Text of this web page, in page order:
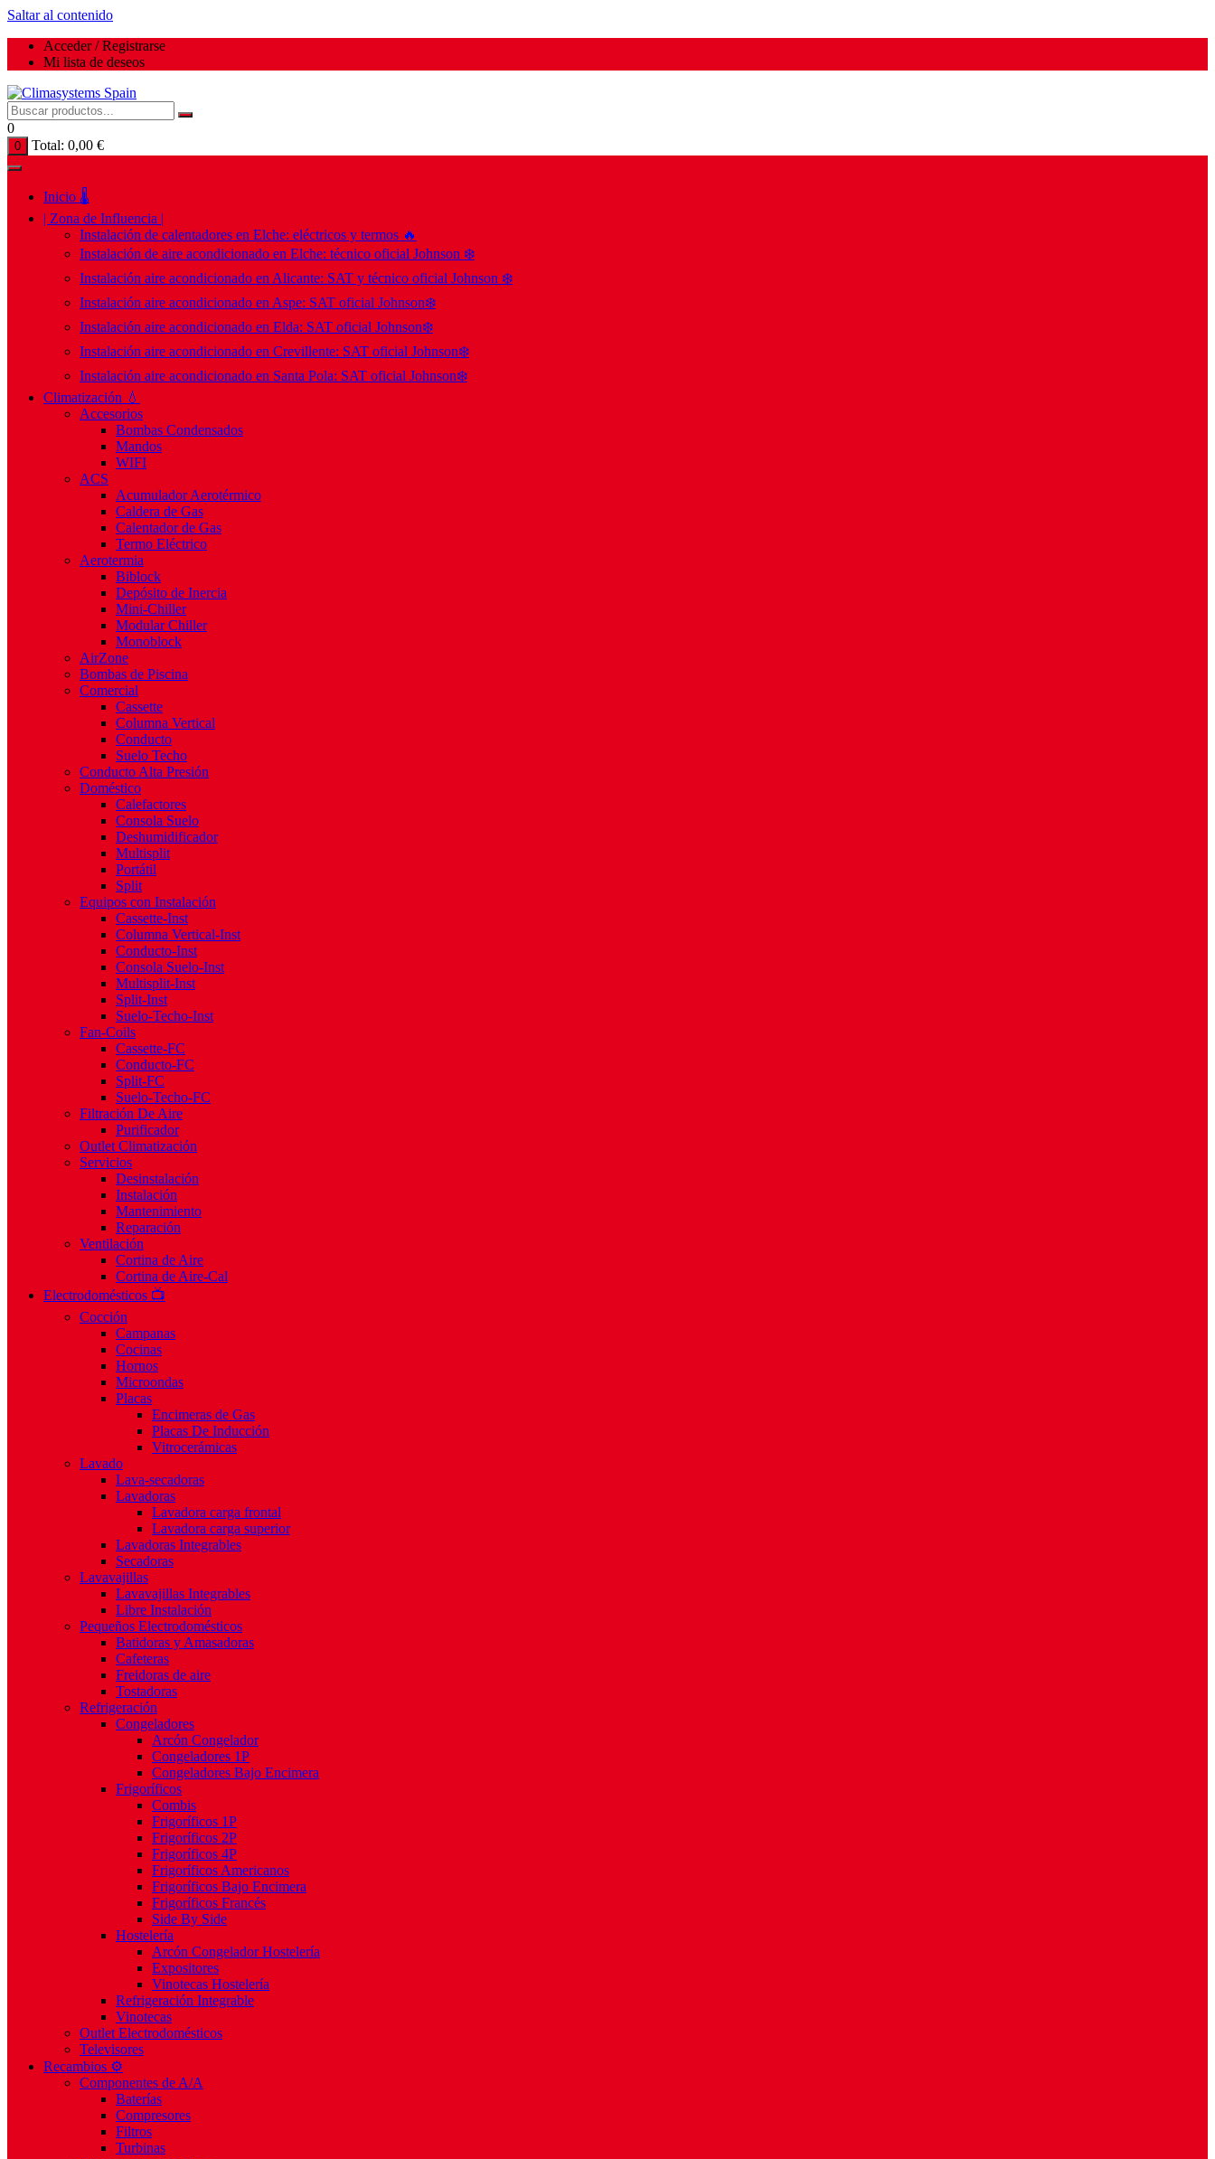
Saltar al contenido
Acceder / Registrarse
Mi lista de deseos
0
0 Total: 0,00 €
Inicio 🌡️
| Zona de Influencia |
Instalación de calentadores en Elche: eléctricos y termos 🔥
Instalación de aire acondicionado en Elche: técnico oficial Johnson ❄️
Instalación aire acondicionado en Alicante: SAT y técnico oficial Johnson ❄️
Instalación aire acondicionado en Aspe: SAT oficial Johnson❄️
Instalación aire acondicionado en Elda: SAT oficial Johnson❄️
Instalación aire acondicionado en Crevillente: SAT oficial Johnson❄️
Instalación aire acondicionado en Santa Pola: SAT oficial Johnson❄️
Climatización 💧
Accesorios
Bombas Condensados
Mandos
WIFI
ACS
Acumulador Aerotérmico
Caldera de Gas
Calentador de Gas
Termo Eléctrico
Aerotermia
Biblock
Depósito de Inercia
Mini-Chiller
Modular Chiller
Monoblock
AirZone
Bombas de Piscina
Comercial
Cassette
Columna Vertical
Conducto
Suelo Techo
Conducto Alta Presión
Doméstico
Calefactores
Consola Suelo
Deshumidificador
Multisplit
Portátil
Split
Equipos con Instalación
Cassette-Inst
Columna Vertical-Inst
Conducto-Inst
Consola Suelo-Inst
Multisplit-Inst
Split-Inst
Suelo-Techo-Inst
Fan-Coils
Cassette-FC
Conducto-FC
Split-FC
Suelo-Techo-FC
Filtración De Aire
Purificador
Outlet Climatización
Servicios
Desinstalación
Instalación
Mantenimiento
Reparación
Ventilación
Cortina de Aire
Cortina de Aire-Cal
Electrodomésticos 📺
Cocción
Campanas
Cocinas
Hornos
Microondas
Placas
Encimeras de Gas
Placas De Inducción
Vitrocerámicas
Lavado
Lava-secadoras
Lavadoras
Lavadora carga frontal
Lavadora carga superior
Lavadoras Integrables
Secadoras
Lavavajillas
Lavavajillas Integrables
Libre Instalación
Pequeños Electrodomésticos
Batidoras y Amasadoras
Cafeteras
Freidoras de aire
Tostadoras
Refrigeración
Congeladores
Arcón Congelador
Congeladores 1P
Congeladores Bajo Encimera
Frigoríficos
Combis
Frigoríficos 1P
Frigoríficos 2P
Frigoríficos 4P
Frigoríficos Americanos
Frigoríficos Bajo Encimera
Frigoríficos Francés
Side By Side
Hostelería
Arcón Congelador Hostelería
Expositores
Vinotecas Hostelería
Refrigeración Integrable
Vinotecas
Outlet Electrodomésticos
Televisores
Recambios ⚙️
Componentes de A/A
Baterías
Compresores
Filtros
Turbinas